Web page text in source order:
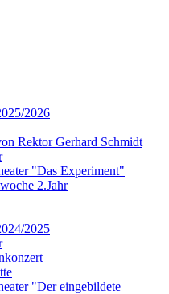
2026
Rektor Gerhard Schmidt
"Das Experiment"
2.Jahr
2025
"Der eingebildete